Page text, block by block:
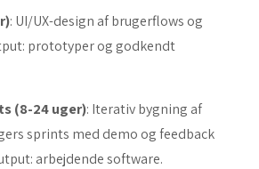
: UI/UX-design af brugerflows og
prototyper og godkendt
(8-24 uger): Iterativ bygning af
sprints med demo og feedback
arbejdende software.